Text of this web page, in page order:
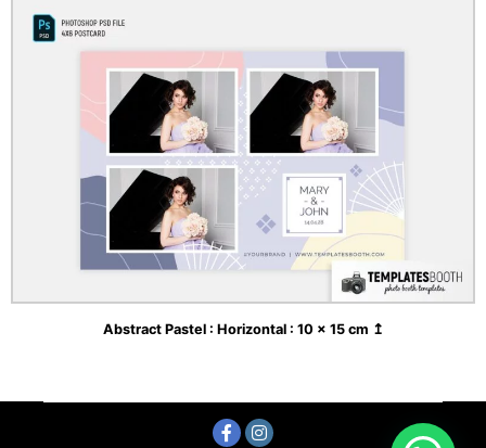
Abstract Pastel : Horizontal : 10 x 15 cm ↥